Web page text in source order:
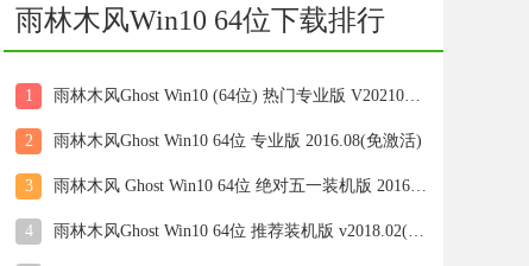
雨林木风Win10 64位下载排行
1 雨林木风Ghost Win10 (64位) 热门专业版 V202103(激活版)
2 雨林木风Ghost Win10 64位 专业版 2016.08(免激活)
3 雨林木风 Ghost Win10 64位 绝对五一装机版 2016.05
4 雨林木风Ghost Win10 64位 推荐装机版 v2018.02(自动激活)